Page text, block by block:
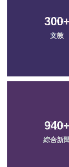
300+
文教
940+
綜合新